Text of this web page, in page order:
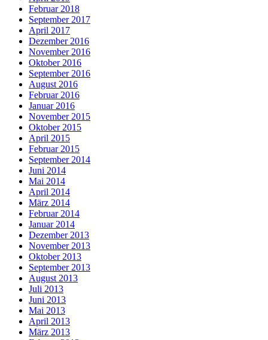
Februar 2018
September 2017
April 2017
Dezember 2016
November 2016
Oktober 2016
September 2016
August 2016
Februar 2016
Januar 2016
November 2015
Oktober 2015
April 2015
Februar 2015
September 2014
Juni 2014
Mai 2014
April 2014
März 2014
Februar 2014
Januar 2014
Dezember 2013
November 2013
Oktober 2013
September 2013
August 2013
Juli 2013
Juni 2013
Mai 2013
April 2013
März 2013